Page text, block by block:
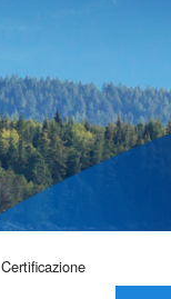
Certificazione